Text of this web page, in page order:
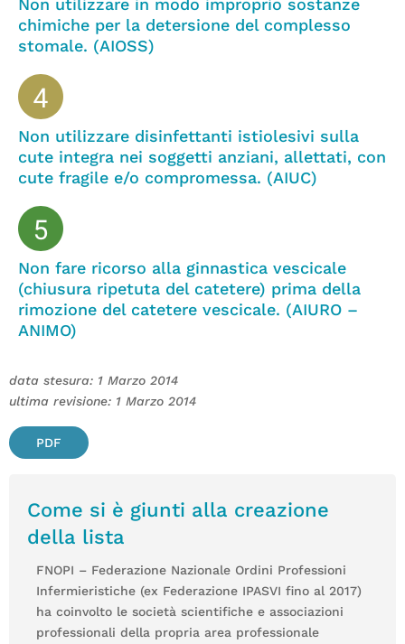
chimiche per la detersione del complesso
stomale. (AIOSS)
Non utilizzare disinfettanti istiolesivi sulla
cute integra nei soggetti anziani, allettati, con
cute fragile e/o compromessa. (AIUC)
Non fare ricorso alla ginnastica vescicale
(chiusura ripetuta del catetere) prima della
rimozione del catetere vescicale. (AIURO –
ANIMO)
data stesura: 1 Marzo 2014
ultima revisione: 1 Marzo 2014
PDF
Come si è giunti alla creazione
della lista
FNOPI – Federazione Nazionale Ordini Professioni
Infermieristiche (ex Federazione IPASVI fino al 2017)
ha coinvolto le società scientifiche e associazioni
professionali della propria area professionale